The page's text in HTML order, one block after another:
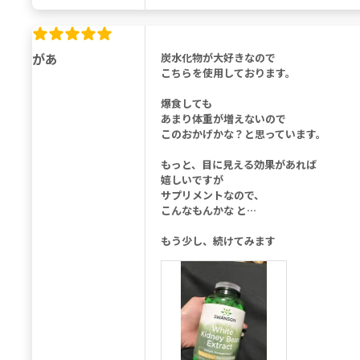
があ
炭水化物が大好きなので
こちらを使用しております。
爆食しても
あまり体重が増えないので
このおかげかな？と思っています。
もっと、目に見える効果があれば
嬉しいですが
サプリメントなので、
こんなもんかな と…
もう少し、続けてみます